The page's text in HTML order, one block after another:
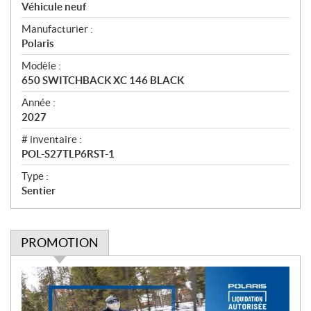
p
e
r
ç
u
Véhicule neuf
Manufacturier :
Polaris
Modèle :
650 SWITCHBACK XC 146 BLACK
Année :
2027
# inventaire :
POL-S27TLP6RST-1
Type :
Sentier
PROMOTION
P
r
o